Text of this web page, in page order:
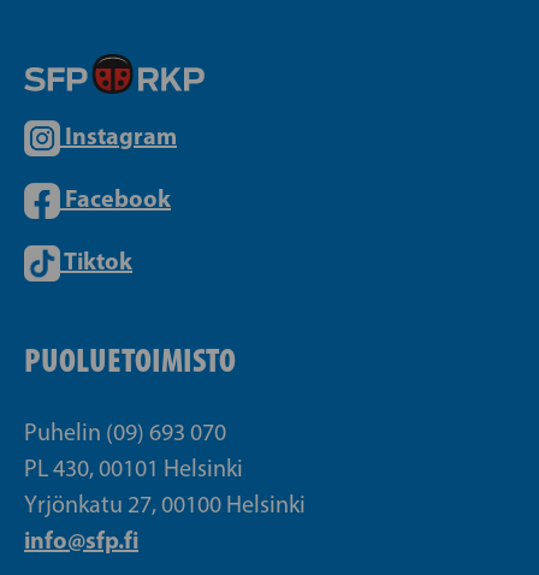
Instagram
Facebook
Tiktok
PUOLUETOIMISTO
Puhelin (09) 693 070
PL 430, 00101 Helsinki
Yrjönkatu 27, 00100 Helsinki
info@sfp.fi